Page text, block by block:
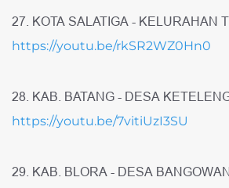
27. KOTA SALATIGA - KELURAHAN
https://youtu.be/rkSR2WZ0Hn0
28. KAB. BATANG - DESA
https://youtu.be/7vitiUzI3SU
29. KAB. BLORA - DESA